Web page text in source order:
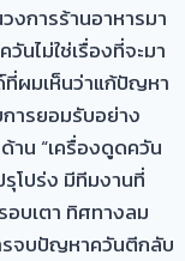
งการร้านอาหารมา
นไม่ใช่เรื่องที่จะมา
ผมเห็นว่าแก้ปัญหา
ารยอมรับอย่าง
าน “เครื่องดูดควัน
โปร่ง มีทีมงานที่
บเตา ทิศทางลม
รจบปัญหาควันตีกลับ